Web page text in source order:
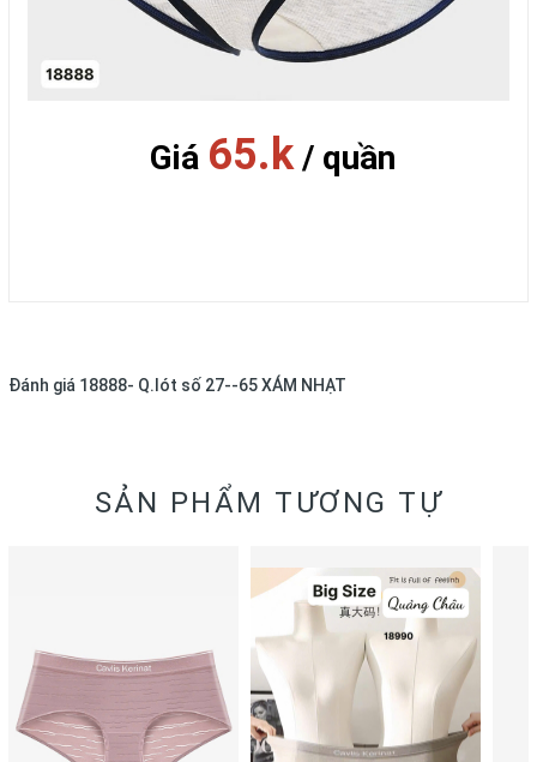
Giá 65.k / quần
Đánh giá 18888- Q.lót số 27--65 XÁM NHẠT
SẢN PHẨM TƯƠNG TỰ